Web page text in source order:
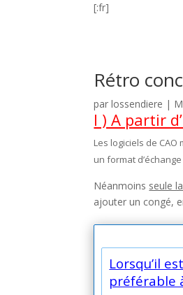
[:fr]
Rétro
parlossendiere |
I ) A partir
Les logiciels de
un format
Néanmoins seule
ajouter un congé,
Lorsqu’il
préférable